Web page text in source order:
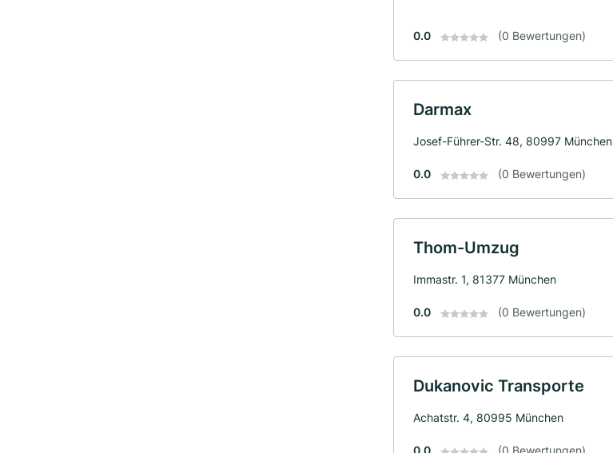
0.0 (0 Bewertungen)
Darmax
Josef-Führer-Str. 48, 80997 München
0.0 (0 Bewertungen)
Thom-Umzug
Immastr. 1, 81377 München
0.0 (0 Bewertungen)
Dukanovic Transporte
Achatstr. 4, 80995 München